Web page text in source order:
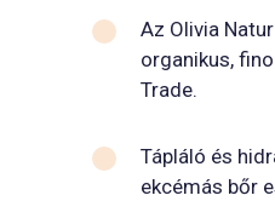
Az Olivia
organikus,
Trade.
Tápláló és
ekcémás bőr